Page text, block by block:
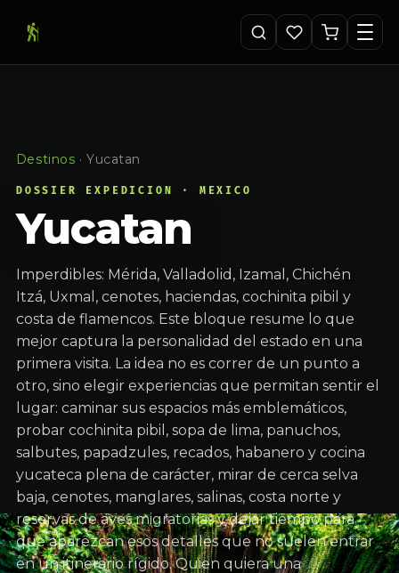
Destinos ·Yucatan
DOSSIER EXPEDICION · MEXICO
Yucatan
Imperdibles: Mérida, Valladolid, Izamal, Chichén
Itzá, Uxmal, cenotes, haciendas, cochinita pibil y
costa de flamencos. Este bloque resume lo que
mejor captura la personalidad del estado en una
primera visita. La idea no es correr de un punto a
otro, sino elegir experiencias que permitan sentir el
lugar: caminar sus espacios más emblemáticos,
probar cochinita pibil, sopa de lima, panuchos,
salbutes, papadzules, recados, habanero y cocina
yucateca plena de carácter, mirar de cerca selva
baja, cenotes, manglares, salinas, costa norte y
reservas de aves migratorias y dejar tiempo para
que aparezcan esos detalles que no suelen entrar
en un itinerario rígido. Quien quiera una